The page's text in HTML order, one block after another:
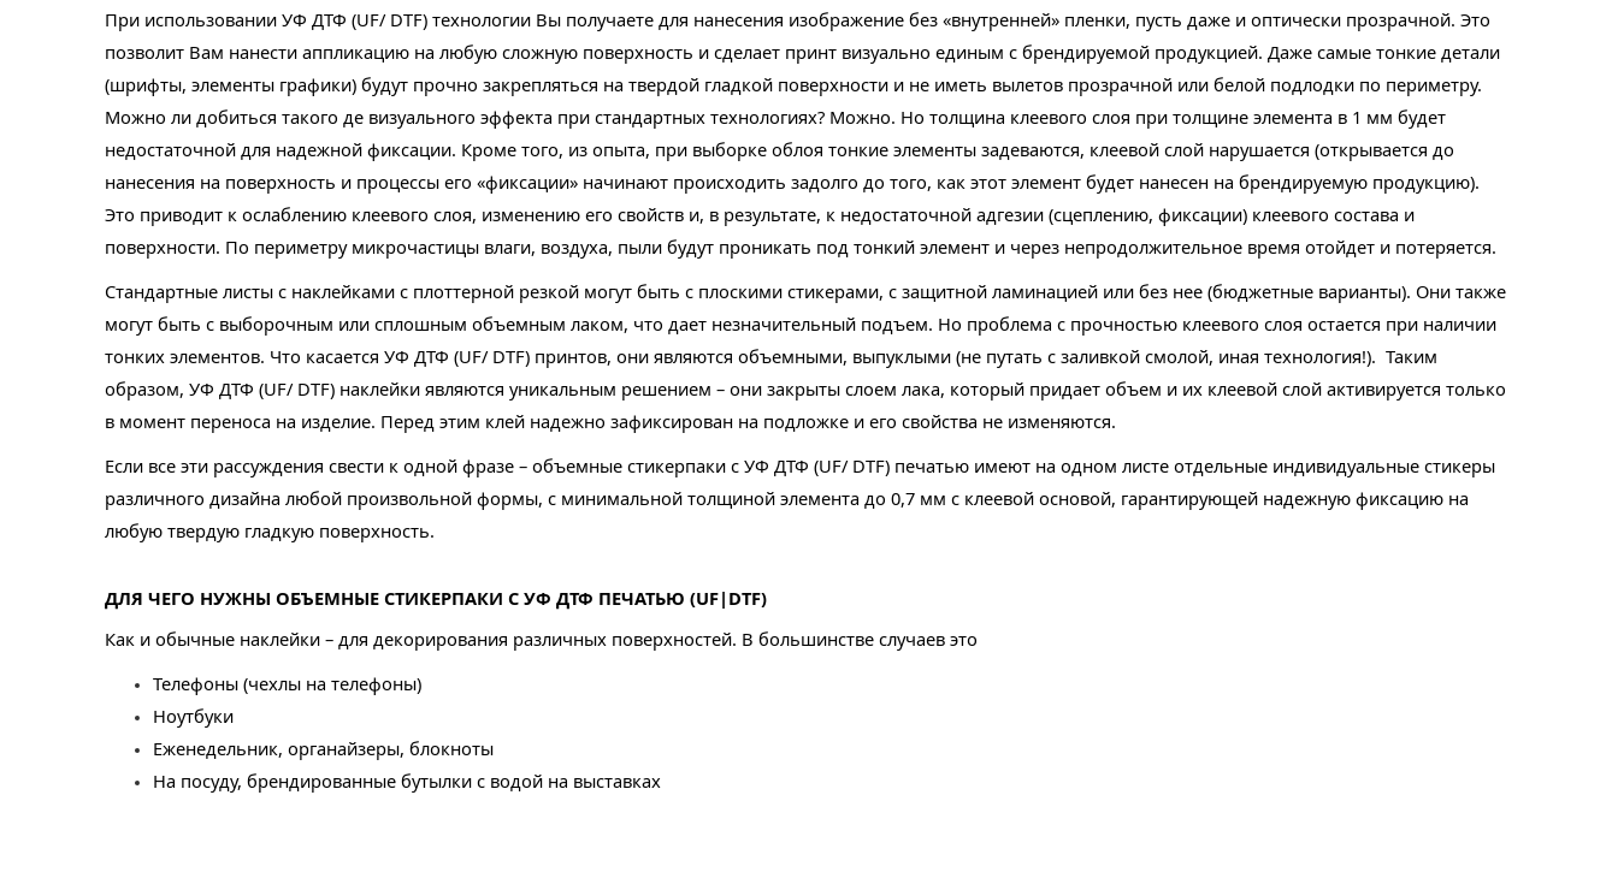
При использовании УФ ДТФ (UF/ DTF) технологии Вы получаете для нанесения изображение без «внутренней» пленки, пусть даже и оптически прозрачной. Это
позволит Вам нанести аппликацию на любую сложную поверхность и сделает принт визуально единым с брендируемой продукцией. Даже самые тонкие детали
(шрифты, элементы графики) будут прочно закрепляться на твердой гладкой поверхности и не иметь вылетов прозрачной или белой подлодки по периметру.
Можно ли добиться такого де визуального эффекта при стандартных технологиях? Можно. Но толщина клеевого слоя при толщине элемента в 1 мм будет
недостаточной для надежной фиксации. Кроме того, из опыта, при выборке облоя тонкие элементы задеваются, клеевой слой нарушается (открывается до
нанесения на поверхность и процессы его «фиксации» начинают происходить задолго до того, как этот элемент будет нанесен на брендируемую продукцию).
Это приводит к ослаблению клеевого слоя, изменению его свойств и, в результате, к недостаточной адгезии (сцеплению, фиксации) клеевого состава и
поверхности. По периметру микрочастицы влаги, воздуха, пыли будут проникать под тонкий элемент и через непродолжительное время отойдет и потеряется.
Стандартные листы с наклейками с плоттерной резкой могут быть с плоскими стикерами, с защитной ламинацией или без нее (бюджетные варианты). Они также
могут быть с выборочным или сплошным объемным лаком, что дает незначительный подъем. Но проблема с прочностью клеевого слоя остается при наличии
тонких элементов. Что касается УФ ДТФ (UF/ DTF) принтов, они являются объемными, выпуклыми (не путать с заливкой смолой, иная технология!). Таким
образом, УФ ДТФ (UF/ DTF) наклейки являются уникальным решением – они закрыты слоем лака, который придает объем и их клеевой слой активируется только
в момент переноса на изделие. Перед этим клей надежно зафиксирован на подложке и его свойства не изменяются.
Если все эти рассуждения свести к одной фразе – объемные стикерпаки с УФ ДТФ (UF/ DTF) печатью имеют на одном листе отдельные индивидуальные стикеры
различного дизайна любой произвольной формы, с минимальной толщиной элемента до 0,7 мм с клеевой основой, гарантирующей надежную фиксацию на
любую твердую гладкую поверхность.
ДЛЯ ЧЕГО НУЖНЫ ОБЪЕМНЫЕ СТИКЕРПАКИ С УФ ДТФ ПЕЧАТЬЮ (UF|DTF)
Как и обычные наклейки – для декорирования различных поверхностей. В большинстве случаев это
Телефоны (чехлы на телефоны)
Ноутбуки
Еженедельник, органайзеры, блокноты
На посуду, брендированные бутылки с водой на выставках